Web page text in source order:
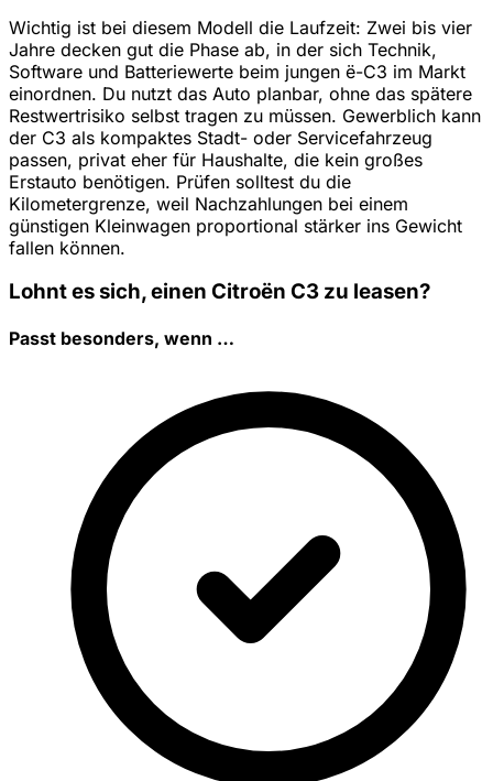
Wichtig ist bei diesem Modell die Laufzeit: Zwei bis vier
Jahre decken gut die Phase ab, in der sich Technik,
Software und Batteriewerte beim jungen ë-C3 im Markt
einordnen. Du nutzt das Auto planbar, ohne das spätere
Restwertrisiko selbst tragen zu müssen. Gewerblich kann
der C3 als kompaktes Stadt- oder Servicefahrzeug
passen, privat eher für Haushalte, die kein großes
Erstauto benötigen. Prüfen solltest du die
Kilometergrenze, weil Nachzahlungen bei einem
günstigen Kleinwagen proportional stärker ins Gewicht
fallen können.
Lohnt es sich, einen Citroën C3 zu leasen?
Passt besonders, wenn …